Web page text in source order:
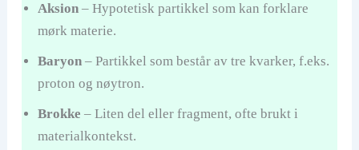
Aksion– Hypotetisk partikkel som kan forklare
mørk materie.
Baryon– Partikkel som består av tre kvarker, f.eks.
proton og nøytron.
Brokke – Liten del eller fragment, ofte brukt i
materialkontekst.